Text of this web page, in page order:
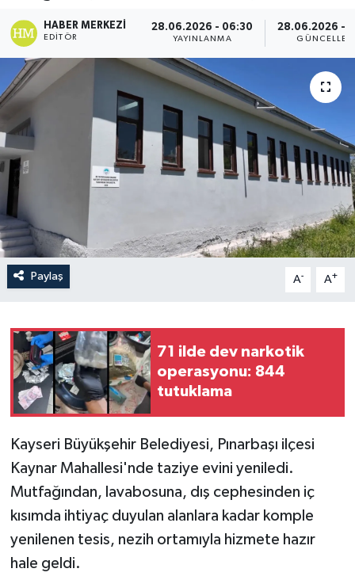
HABER MERKEZI
EDITÖR
28.06.2026 - 06:30
YAYINLANMA
28.06.2026 -
Paylaş A- A+
71 ilde dev narkotik
operasyonu: 844
tutuklama
Kayseri Büyükşehir Belediyesi, Pınarbaşı ilçesi
Kaynar Mahallesi'nde taziye evini yeniledi.
Mutfağından, lavabosuna, dış cephesinden iç
kısımda ihtiyaç duyulan alanlara kadar komple
yenilenen tesis, nezih ortamıyla hizmete hazır
hale geldi.